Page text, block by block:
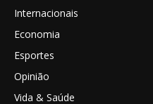
Internacionais
Economia
Esportes
Opinião
Vida & Saúde